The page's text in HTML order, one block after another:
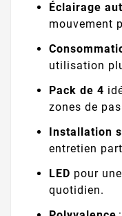
Éclairage
mouvement
utilisation
Pack de 4
zones de
Installation
entretien
LED pour
quotidien.